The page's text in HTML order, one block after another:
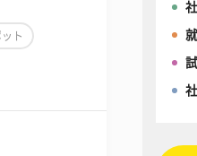
ト